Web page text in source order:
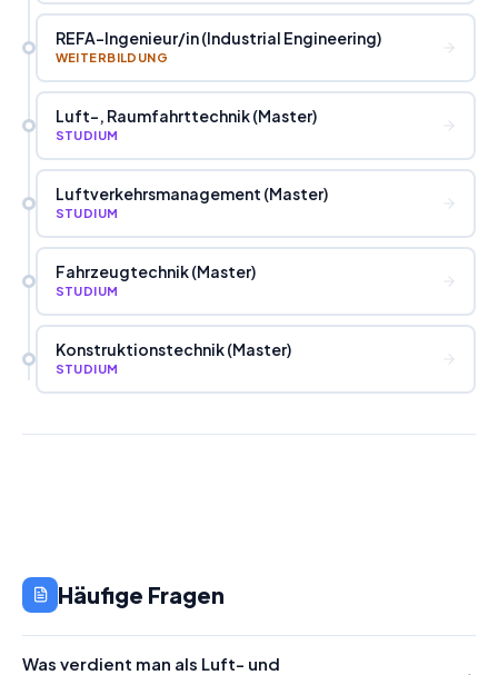
REFA-Ingenieur/in (Industrial Engineering)
WEITERBILDUNG
Luft-, Raumfahrttechnik (Master)
STUDIUM
Luftverkehrsmanagement (Master)
STUDIUM
Fahrzeugtechnik (Master)
STUDIUM
Konstruktionstechnik (Master)
STUDIUM
Häufige Fragen
Was verdient man als Luft- und